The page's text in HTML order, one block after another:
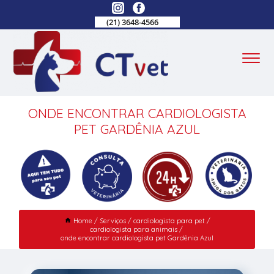
(21) 3648-4566
ONDE ENCONTRAR CARDIOLOGISTA
PET GARDÊNIA AZUL
Home Serviços
cardiologista para pet
cardiologista para animais
onde encontrar cardiologista pet Gardênia Azul